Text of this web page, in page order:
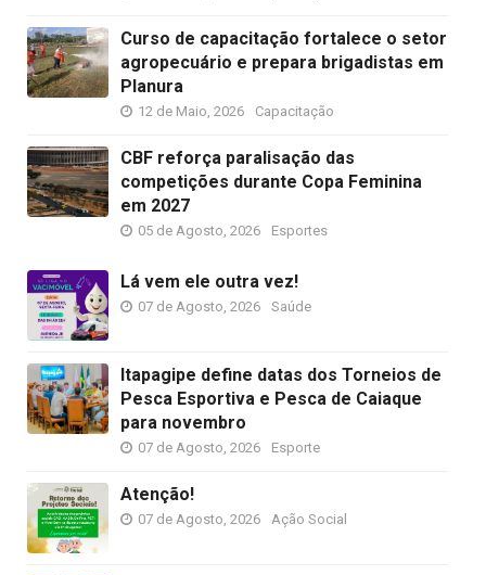
Curso de capacitação fortalece o setor
agropecuário e prepara brigadistas em
Planura
12 de Maio, 2026 Capacitação
CBF reforça paralisação das
competições durante Copa Feminina
em 2027
05 de Agosto, 2026 Esportes
Lá vem ele outra vez!
07 de Agosto, 2026 Saúde
Itapagipe define datas dos Torneios de
Pesca Esportiva e Pesca de Caiaque
para novembro
07 de Agosto, 2026 Esporte
Atenção!
07 de Agosto, 2026 Ação Social